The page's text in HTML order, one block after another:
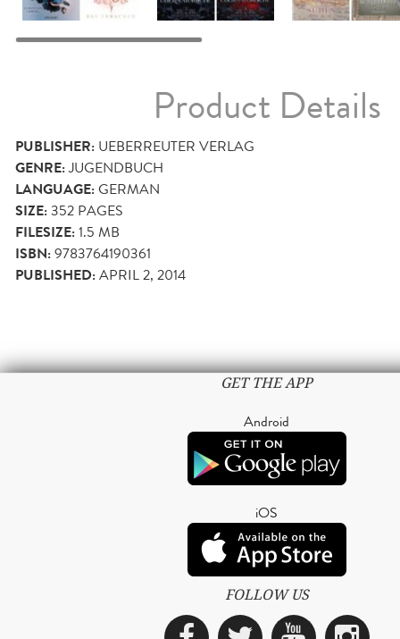
Product Details
PUBLISHER: UEBERREUTER VERLAG
GENRE:JUGENDBUCH
LANGUAGE:GERMAN
SIZE:352 PAGES
FILESIZE:1.5 MB
ISBN:9783764190361
PUBLISHED:APRIL 2, 2014
GET THE APP
Android
iOS
FOLLOW US